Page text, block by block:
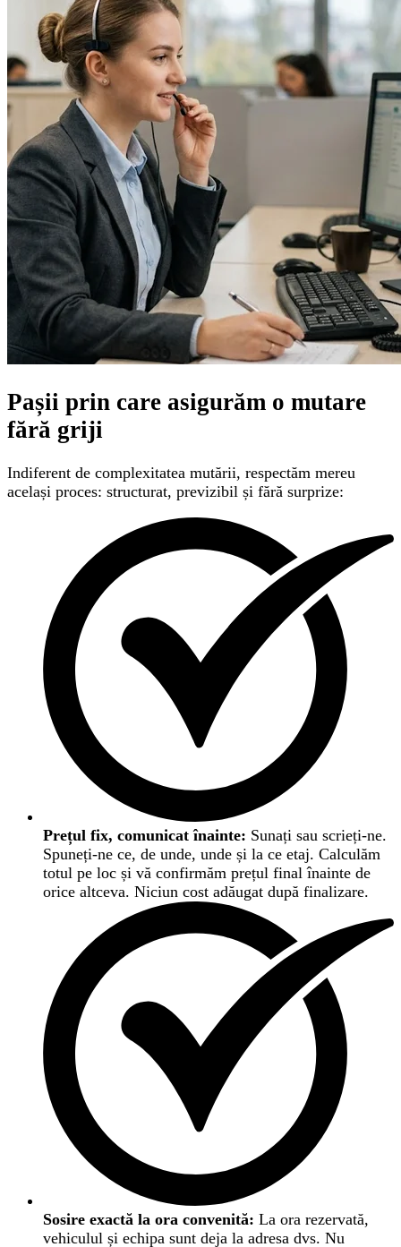
Pașii prin care asigurăm o mutare
fără griji
Indiferent de complexitatea mutării, respectăm mereu
același proces: structurat, previzibil și fără surprize:
Prețul fix, comunicat înainte: Sunați sau scrieți-ne.
Spuneți-ne ce, de unde, unde și la ce etaj. Calculăm
totul pe loc și vă confirmăm prețul final înainte de
orice altceva. Niciun cost adăugat după finalizare.
Sosire exactă la ora convenită: La ora rezervată,
vehiculul și echipa sunt deja la adresa dvs. Nu